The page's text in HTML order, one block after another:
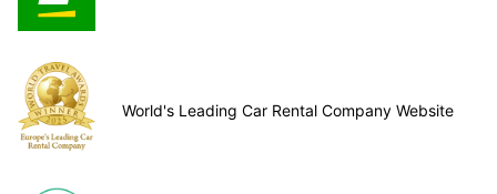
World's Leading Car Rental Company Website